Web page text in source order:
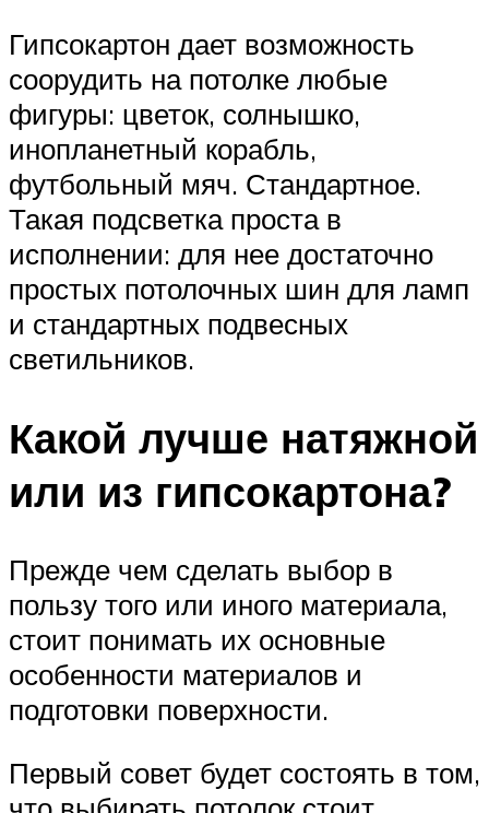
Гипсокартон дает возможность
соорудить на потолке любые
фигуры: цветок, солнышко,
инопланетный корабль,
футбольный мяч. Стандартное.
Такая подсветка проста в
исполнении: для нее достаточно
простых потолочных шин для ламп
и стандартных подвесных
светильников.
Какой лучше натяжной
или из гипсокартона?
Прежде чем сделать выбор в
пользу того или иного материала,
стоит понимать их основные
особенности материалов и
подготовки поверхности.
Первый совет будет состоять в том,